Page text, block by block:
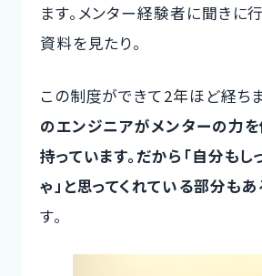
ます。メンター経験者に聞きに
資料を見たり。
この制度ができて2年ほど経ちま
のエンジニアがメンターの力
持っています。だから「自分もし
ゃ」と思ってくれている部分もあ
す。